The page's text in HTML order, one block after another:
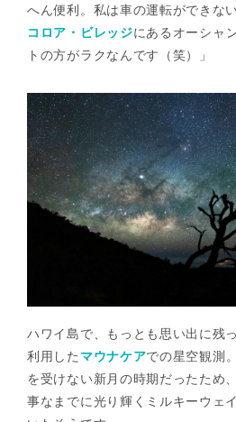
へん便利。私は車の運転ができない
コロア・ビレッジにあるオーシャ
トの方がラクなんです（笑）」
ハワイ島で、もっとも思い出に残
利用した マウナケアでの星空観測
を受けない新月の時期だったため
事なまでに光り輝くミルキーウェ